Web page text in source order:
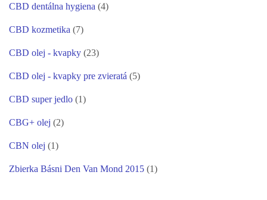
CBD dentálna hygiena (4)
CBD kozmetika (7)
CBD olej - kvapky (23)
CBD olej - kvapky pre zvieratá (5)
CBD super jedlo (1)
CBG+ olej (2)
CBN olej (1)
Zbierka Básni Den Van Mond 2015 (1)